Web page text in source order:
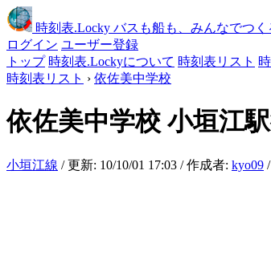
時刻表.Locky バスも船も、みんなでつく
ログイン ユーザー登録
トップ 時刻表.Lockyについて 時刻表リスト
時刻表リスト › 依佐美中学校
依佐美中学校 小垣江
小垣江線 / 更新: 10/10/01 17:03 / 作成者: kyo09